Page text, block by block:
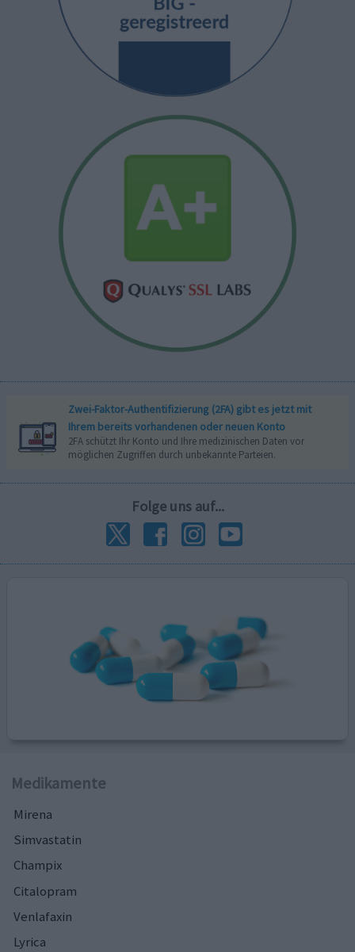
Zwei-Faktor-Authentifizierung (2FA) gibt es jetzt mit
Ihrem bereits vorhandenen oder neuen Konto
2FA schützt Ihr Konto und Ihre medizinischen Daten vor
möglichen Zugriffen durch unbekannte Parteien.
Folge uns auf...
Medikamente
Mirena
Simvastatin
Champix
Citalopram
Venlafaxin
Lyrica